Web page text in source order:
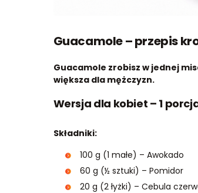
Guacamole – przepis
Guacamole zrobisz w jednej
większa dla mężczyzn.
Wersja dla kobiet – 1
Składniki:
100 g (1 małe) – Awokado
60 g (½ sztuki) – Pomidor
20 g (2 łyżki) – Cebula